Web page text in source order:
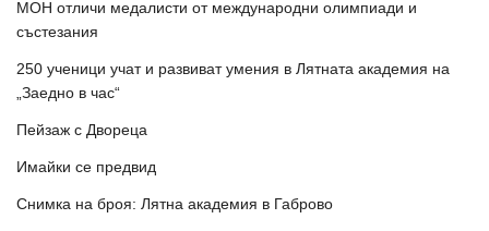
МОН отличи медалисти от международни олимпиади и
състезания
250 ученици учат и развиват умения в Лятната академия на
„Заедно в час“
Пейзаж с Двореца
Имайки се предвид
Снимка на броя: Лятна академия в Габрово